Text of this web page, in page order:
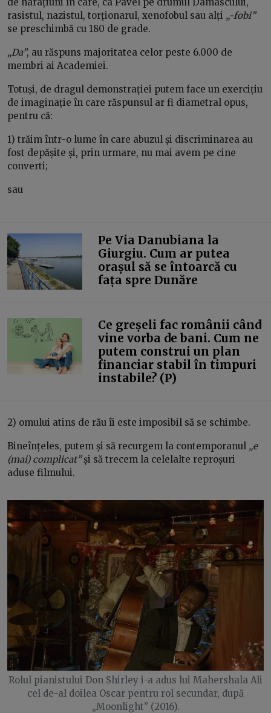
rasistul, nazistul, torționarul, xenofobul sau alți „-fobi”
se preschimbă cu 180 de grade.
„Da”, au răspuns majoritatea celor peste 6.000 de
membri ai Academiei.
Totuși, de dragul demonstrației putem face un exercițiu
de imaginație în care răspunsul ar fi diametral opus,
pentru că:
1) trăim într-o lume în care abuzul și discriminarea au
fost depășite și, prin urmare, nu mai avem pe cine
converti;
sau
Pe Via Danubiana la
Giurgiu. Cum ar putea
orașul să se întoarcă cu
fața spre Dunăre
Ce greșeli fac românii când
vine vorba de bani. Cum ne
putem construi un plan
financiar stabil în timpuri
instabile? (P)
2) omului atins de rău îi este imposibil să se schimbe.
Bineînțeles, putem și să recurgem la contemporanul „e
(mai) complicat”și să trecem la celelalte reproșuri
aduse filmului.
Rolul pianistului Don Shirley i-a adus lui Mahershala Ali
cel de-al doilea Oscar pentru rol secundar, după
„Moonlight” (2016).